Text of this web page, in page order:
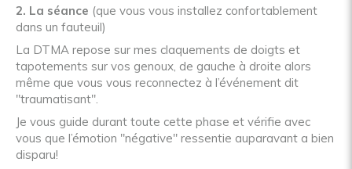
2. La séance (que vous vous installez confortablement
dans un fauteuil)
La DTMA repose sur mes claquements de doigts et
tapotements sur vos genoux, de gauche à droite alors
même que vous vous reconnectez à l’événement dit
"traumatisant".
Je vous guide durant toute cette phase et vérifie avec
vous que l’émotion "négative" ressentie auparavant a bien
disparu!